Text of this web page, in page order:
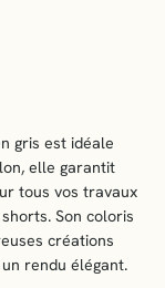
gris est idéale
elle garantit
tous vos travaux
Son coloris
créations
rendu élégant.